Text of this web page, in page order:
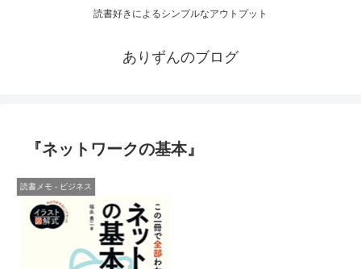
読書好きによるシンプルなアウトプット
ありずんのブログ
『ネットワークの基本』
読書メモ - ビジネス